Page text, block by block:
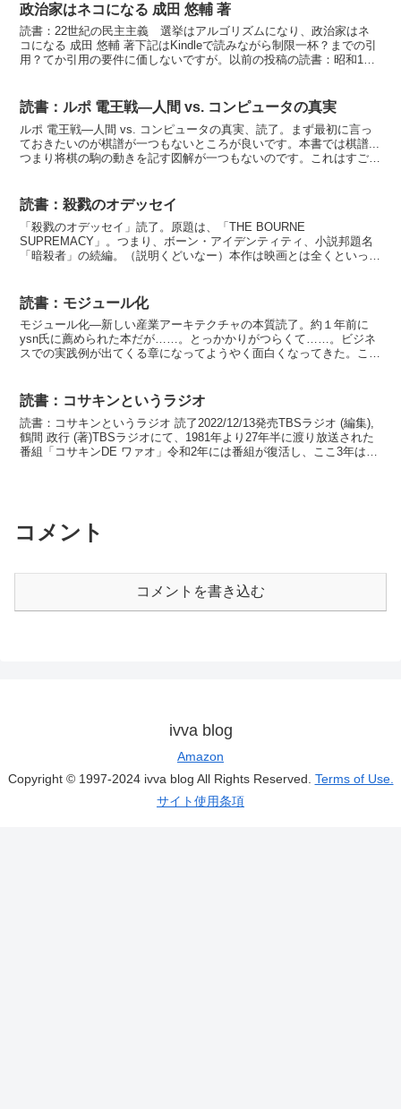
政治家はネコになる 成田 悠輔 著
読書：22世紀の民主主義 選挙はアルゴリズムになり、政治家はネ
コになる 成田 悠輔 著下記はKindleで読みながら制限一杯？までの引
用？てか引用の要件に価しないですが。以前の投稿の読書：昭和16
読書：ルポ 電王戦―人間 vs. コンピュータの真実
ルポ 電王戦―人間 vs. コンピュータの真実、読了。まず最初に言っ
ておきたいのが棋譜が一つもないところが良いです。本書では棋譜...
つまり将棋の駒の動きを記す図解が一つもないのです。これはすごい
読書：殺戮のオデッセイ
「殺戮のオデッセイ」読了。原題は、「THE BOURNE
SUPREMACY」。つまり、ボーン・アイデンティティ、小説邦題名
「暗殺者」の続編。（説明くどいなー）本作は映画とは全くといって
読書：モジュール化
モジュール化―新しい産業アーキテクチャの本質読了。約１年前に
ysn氏に薦められた本だが……。とっかかりがつらくて……。ビジネ
スでの実践例が出てくる章になってようやく面白くなってきた。これ
読書：コサキンというラジオ
読書：コサキンというラジオ 読了2022/12/13発売TBSラジオ (編集),
鶴間 政行 (著)TBSラジオにて、1981年より27年半に渡り放送された
番組「コサキンDE ワァオ」令和2年には番組が復活し、ここ3年は正
コメント
コメントを書き込む
ivva blog
Amazon
Copyright © 1997-2024 ivva blog All Rights Reserved. Terms of Use.
サイト使用条項